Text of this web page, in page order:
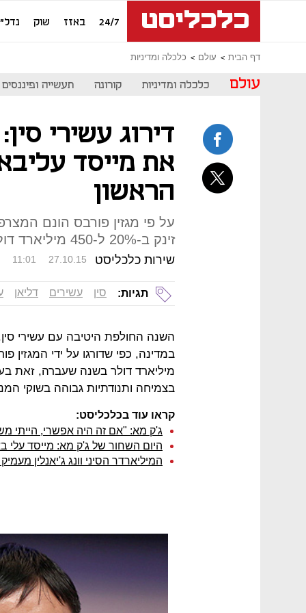
24/7 באזז שוק
דף הבית עולם כלכלה ומדיניות
עולם כלכלה ומדיניות קורונה תעשייה ופיננסים
דירוג עשירי
את מייסד
הראשון
זינק ב-20% ל-450 מיליארד דולר
שירות כלכליסט 11:01 27.10.15
תגיות: סין עשירים דליאן
מיליארד דולר בשנה שעברה, זאת
בצמיחה ותנודתיות גבוהה בשוקי
קראו עוד בכלכליסט:
ג'ק מא: "אם זה היה אפשרי, הייתי
היום השחור של ג'ק מא: מייסד עלי באבא הפסיד 1.4
המיליארדר הסיני וונג ג'יאנלין